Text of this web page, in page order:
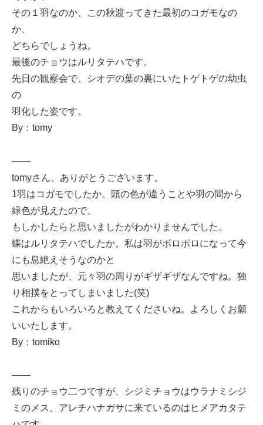
その１羽なのか、この秋渡ってきた最初のコガモなの
か、
どちらでしょうね。
最後のチョウはルリタテハです。
先日の観察会で、シオデの葉の裏にいたトゲトゲの幼虫
の
羽化した姿です。
By：tomy
——
tomyさん、ありがとうございます。
1羽はコガモでしたか。頭の色が違うことや羽の間から
緑色が見えたので、
もしかしたらと思いましたがわかりませんでした。
蝶はルリタテハでしたか。私は羽がボロボロになって今
にも息絶えそうなのかと
思いましたが、元々羽の周りがギザギザなんですね。独
り相撲をとってしまいました(笑)
これからもいろいろと教えてくださいね。よろしくお願
いいたします。
By：tomiko
——
残りのチョウ二つですが、シジミチョウはウラナミシジ
ミのメス、アレチハナガサに来ているのはヒメアカタテ